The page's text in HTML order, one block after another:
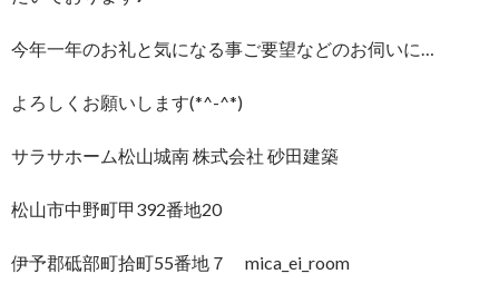
今年一年のお礼と気になる事ご要望などのお伺いに…
よろしくお願いします(*^-^*)
サラサホーム松山城南 株式会社 砂田建築
松山市中野町甲392番地20
伊予郡砥部町拾町55番地７ mica_ei_room